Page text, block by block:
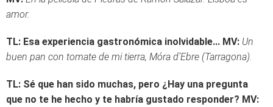
amor.
TL: Esa experiencia gastronómica inolvidable... MV: Un
buen pan con tomate de mi tierra, Móra d’Ebre (Tarragona).
TL: Sé que han sido muchas, pero ¿Hay una pregunta
que no te he hecho y te habría gustado responder? MV: